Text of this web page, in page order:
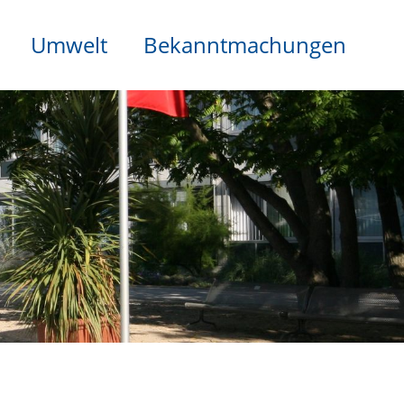
Umwelt Bekanntmachungen